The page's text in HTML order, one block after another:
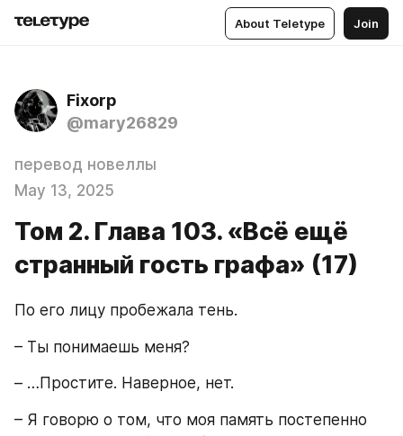
About Teletype Join
Fixorp
@mary26829
перевод новеллы
May 13, 2025
Том 2. Глава 103. «Всё ещё
странный гость графа» (17)
По его лицу пробежала тень.
– Ты понимаешь меня?
– …Простите. Наверное, нет.
– Я говорю о том, что моя память постепенно